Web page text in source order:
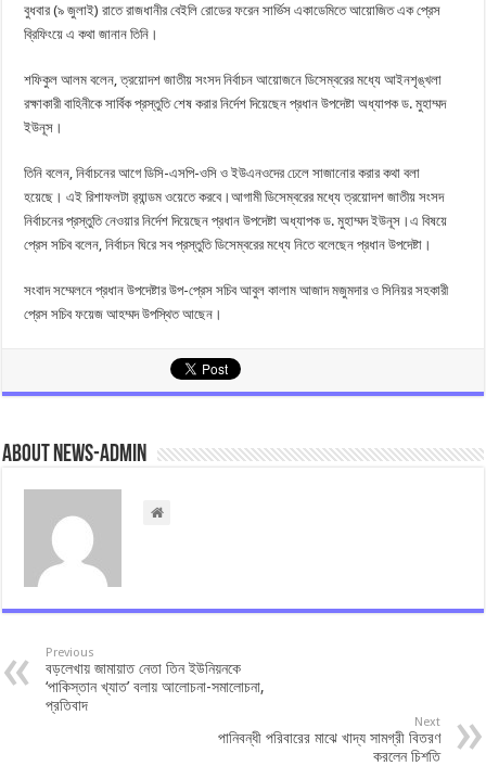
বুধবার (৯ জুলাই) রাতে রাজধানীর বেইলি রোডের ফরেন সার্ভিস একাডেমিতে আয়োজিত এক প্রেস
ব্রিফিংয়ে এ কথা জানান তিনি।
শফিকুল আলম বলেন, ত্রয়োদশ জাতীয় সংসদ নির্বাচন আয়োজনে ডিসেম্বরের মধ্যে আইনশৃঙ্খলা
রক্ষাকারী বাহিনীকে সার্বিক প্রস্তুতি শেষ করার নির্দেশ দিয়েছেন প্রধান উপদেষ্টা অধ্যাপক ড. মুহাম্মদ
ইউনূস।
তিনি বলেন, নির্বাচনের আগে ডিসি-এসপি-ওসি ও ইউএনওদের ঢেলে সাজানোর করার কথা বলা
হয়েছে। এই রিশাফলটা র‌্যান্ডম ওয়েতে করবে।আগামী ডিসেম্বরের মধ্যে ত্রয়োদশ জাতীয় সংসদ
নির্বাচনের প্রস্তুতি নেওয়ার নির্দেশ দিয়েছেন প্রধান উপদেষ্টা অধ্যাপক ড. মুহাম্মদ ইউনূস।এ বিষয়ে
প্রেস সচিব বলেন, নির্বাচন ঘিরে সব প্রস্তুতি ডিসেম্বরের মধ্যে নিতে বলেছেন প্রধান উপদেষ্টা।
সংবাদ সম্মেলনে প্রধান উপদেষ্টার উপ-প্রেস সচিব আবুল কালাম আজাদ মজুমদার ও সিনিয়র সহকারী
প্রেস সচিব ফয়েজ আহম্মদ উপস্থিত আছেন।
About news-admin
Previous
বড়লেখায় জামায়াত নেতা তিন ইউনিয়নকে
‘পাকিস্তান খ্যাত’ বলায় আলোচনা-সমালোচনা,
প্রতিবাদ
Next
পানিবন্ধী পরিবারের মাঝে খাদ্য সামগ্রী বিতরণ
করলেন চিশতি